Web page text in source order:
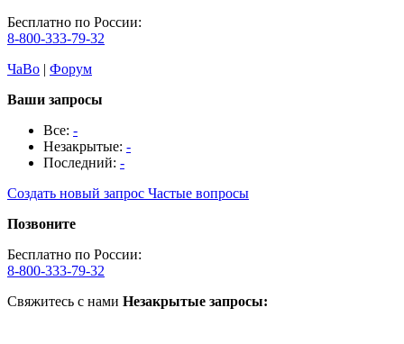
Бесплатно по России:
8-800-333-79-32
ЧаВо | Форум
Ваши запросы
Все: -
Незакрытые: -
Последний: -
Создать новый запрос Частые вопросы
Позвоните
Бесплатно по России:
8-800-333-79-32
Свяжитесь с нами Незакрытые запросы: